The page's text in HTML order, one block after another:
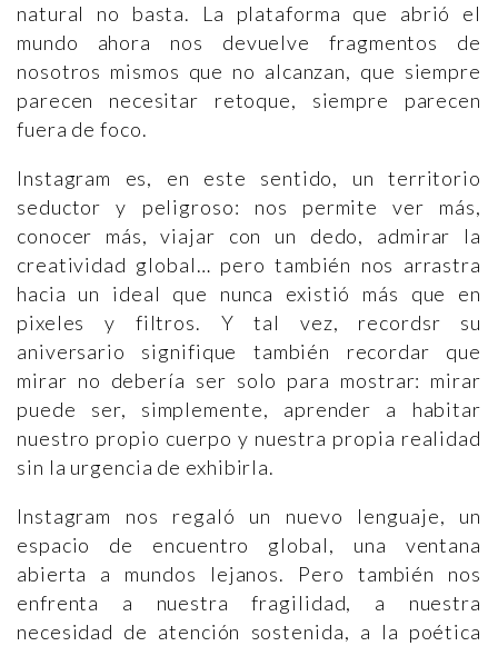
natural no basta. La plataforma que abrió el
mundo ahora nos devuelve fragmentos de
nosotros mismos que no alcanzan, que siempre
parecen necesitar retoque, siempre parecen
fuera de foco.
Instagram es, en este sentido, un territorio
seductor y peligroso: nos permite ver más,
conocer más, viajar con un dedo, admirar la
creatividad global… pero también nos arrastra
hacia un ideal que nunca existió más que en
pixeles y filtros. Y tal vez, recordsr su
aniversario signifique también recordar que
mirar no debería ser solo para mostrar: mirar
puede ser, simplemente, aprender a habitar
nuestro propio cuerpo y nuestra propia realidad
sin la urgencia de exhibirla.
Instagram nos regaló un nuevo lenguaje, un
espacio de encuentro global, una ventana
abierta a mundos lejanos. Pero también nos
enfrenta a nuestra fragilidad, a nuestra
necesidad de atención sostenida, a la poética